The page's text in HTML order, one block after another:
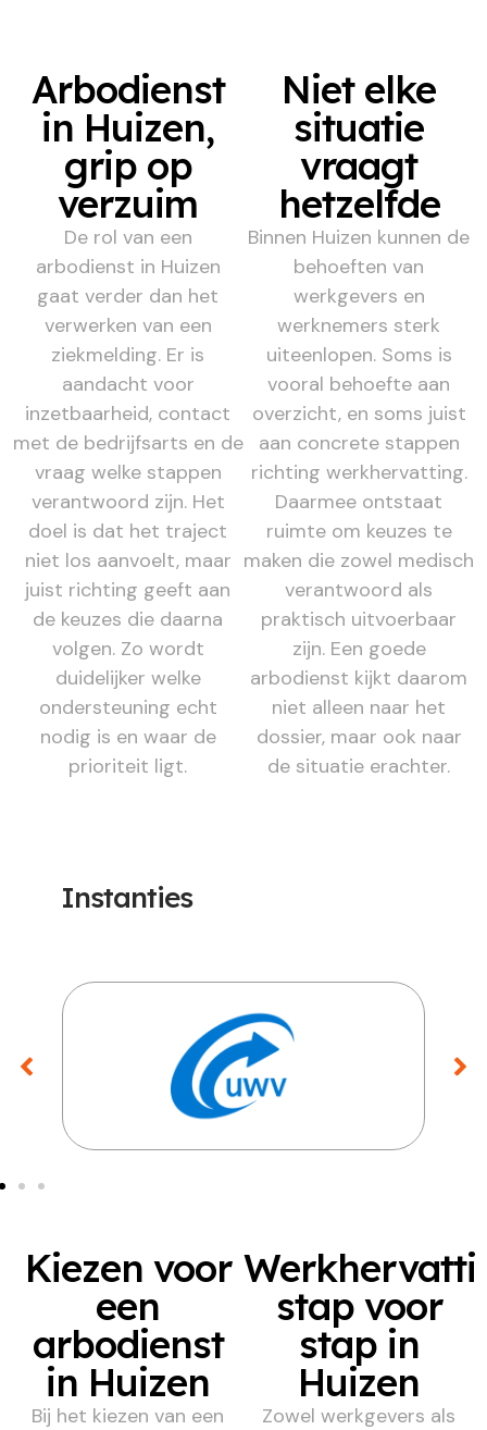
Arbodienst
in Huizen,
grip op
verzuim
De rol van een
arbodienst in Huizen
gaat verder dan het
verwerken van een
ziekmelding. Er is
aandacht voor
inzetbaarheid, contact
met de bedrijfsarts en de
vraag welke stappen
verantwoord zijn. Het
doel is dat het traject
niet los aanvoelt, maar
juist richting geeft aan
de keuzes die daarna
volgen. Zo wordt
duidelijker welke
ondersteuning echt
nodig is en waar de
prioriteit ligt.
Niet elke
situatie
vraagt
hetzelfde
Binnen Huizen kunnen de
behoeften van
werkgevers en
werknemers sterk
uiteenlopen. Soms is
vooral behoefte aan
overzicht, en soms juist
aan concrete stappen
richting werkhervatting.
Daarmee ontstaat
ruimte om keuzes te
maken die zowel medisch
verantwoord als
praktisch uitvoerbaar
zijn. Een goede
arbodienst kijkt daarom
niet alleen naar het
dossier, maar ook naar
de situatie erachter.
Instanties
Kiezen voor
een
arbodienst
in Huizen
Bij het kiezen van een
stap voor
stap in
Huizen
Zowel werkgevers als